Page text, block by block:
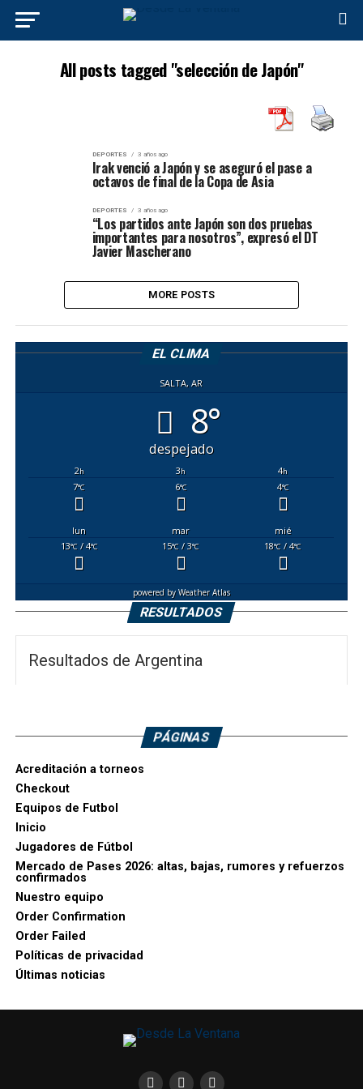
All posts tagged "selección de Japón"
DEPORTES 3 años ago
Irak venció a Japón y se aseguró el pase a
octavos de final de la Copa de Asia
DEPORTES 3 años ago
“Los partidos ante Japón son dos pruebas
importantes para nosotros”, expresó el DT
Javier Mascherano
MORE POSTS
EL CLIMA
SALTA, AR
8°
despejado
2h 3h 4h
7°C 6°C 4°C
lun mar
mié
13°C/ 4°C 15°C / 3°C 18°C / 4°C
powered byWeather Atlas
RESULTADOS
Resultados de Argentina
PÁGINAS
Acreditación a torneos
Checkout
Equipos de Futbol
Inicio
Jugadores de Fútbol
Mercado de Pases 2026: altas, bajas, rumores y refuerzos
confirmados
Nuestro equipo
Order Confirmation
Order Failed
Políticas de privacidad
Últimas noticias